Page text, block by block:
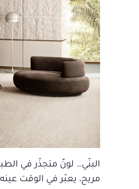
البنّي… لونٌ متجذّر في
مريح، يعبّر في الوقت